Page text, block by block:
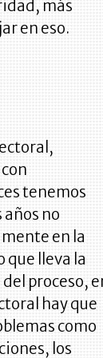
más
en eso.
tenemos
años no
en la
que lleva la
proceso,
hay que
como
los